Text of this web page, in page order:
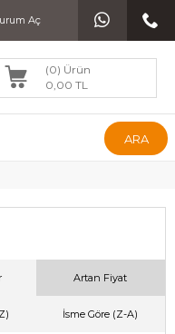
Aç
(0) Ürün
0,00 TL
ARA
Artan Fiyat
İsme Göre (Z-A)